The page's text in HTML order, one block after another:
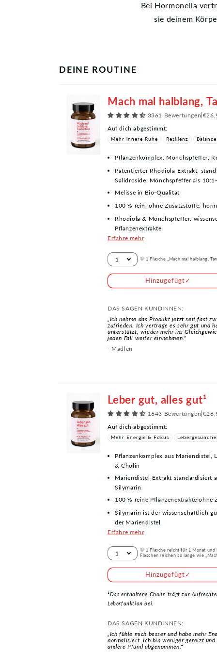
r
Bei Hormonella
sie deinem
DEINE ROUTINE
Mach mal halblang,
3361 Bewertungen
Auf dich abgestimmt:
Mehr innere Ruhe Resilienz Balance
Pflanzenkomplex: Mönchspfeffer,
Patentierter Rhodiola-Extrakt,
Salidroside; Mönchspfeffer als
Melisse in Bio-Qualität
100 % rein, ohne Zusatzstoffe,
Rhodiola & Mönchspfeffer:
Pflanzenextrakte
Erfahre mehr
💡 1 Flasche „Mach mal halblang,
Hinzugefügt✓
DAS SAGEN KUNDINNEN:
„Ich nehme das Produkt jetzt seit fast
zufrieden. Ich vertrage es sehr gut und
unterstützt, wieder mehr ins
jeden Fall weiter einnehmen."
- Madlen
Leber gut, alles gut¹
1643 Bewertungen
Auf dich abgestimmt:
Mehr Energie & Fokus
Pflanzenkomplex aus Mariendistel,
& Cholin
Mariendistel-Extrakt standardisiert
Silymarin
100 % reine Pflanzenextrakte ohne
Silymarin ist der wissenschaftlich
der Mariendistel
Erfahre mehr
💡 1 Flasche reicht für 1 Monat
Flaschen reichen so lange wie
Hinzugefügt✓
¹Das enthaltene Cholin trägt zur
Leberfunktion bei.
DAS SAGEN KUNDINNEN:
„Ich fühle mich besser und habe mehr
normalisiert. Ich bin weniger gereizt und
andere Pfund abgenommen."